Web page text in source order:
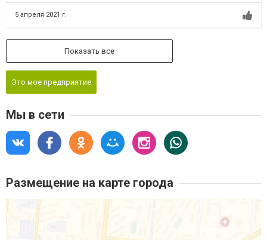
5 апреля 2021 г.
Показать все
Это мое предприятие
Мы в сети
Размещение на карте города